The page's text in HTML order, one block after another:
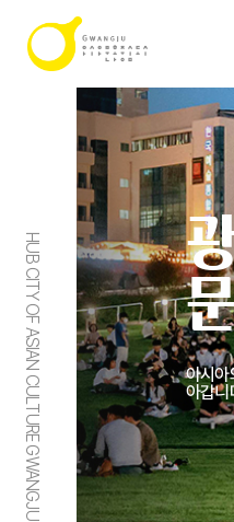
HUB CITY OF ASIAN CULTURE GWANGJU
아시아
아갑니